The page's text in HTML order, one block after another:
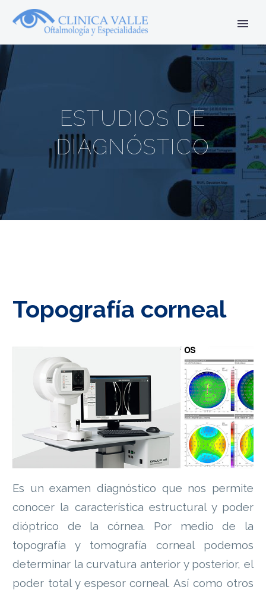
ESTUDIOS DE
DIAGNÓSTICO
Topografía corneal
Es un examen diagnóstico que nos permite
conocer la característica estructural y poder
dióptrico de la córnea. Por medio de la
topografía y tomografía corneal podemos
determinar la curvatura anterior y posterior, el
poder total y espesor corneal. Así como otros